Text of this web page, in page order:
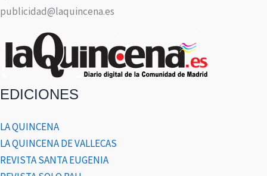
publicidad@laquincena.es
EDICIONES
LA QUINCENA
LA QUINCENA DE VALLECAS
REVISTA SANTA EUGENIA